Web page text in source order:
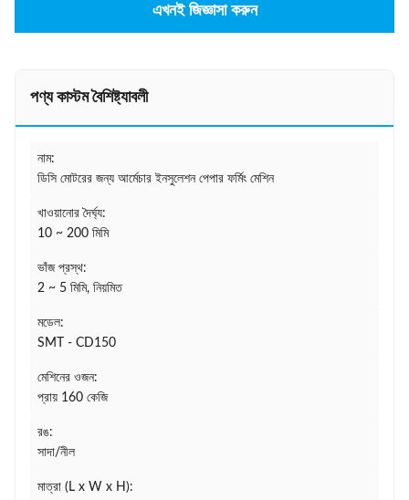
এখনই জিজ্ঞাসা করুন
পণ্য কাস্টম বৈশিষ্ট্যাবলী
নাম:
ডিসি মোটরের জন্য আর্মেচার ইনসুলেশন পেপার ফর্মিং মেশিন
খাওয়ানোর দৈর্ঘ্য:
10 ~ 200 মিমি
ভাঁজ প্রস্থ:
2 ~ 5 মিমি, নিয়মিত
মডেল:
SMT - CD150
মেশিনের ওজন:
প্রায় 160 কেজি
রঙ:
সাদা/নীল
মাত্রা (L x W x H):